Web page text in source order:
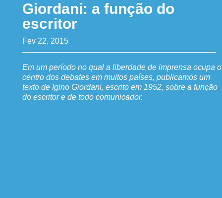
Giordani: a função do
escritor
Fev 22, 2015
Em um período no qual a liberdade de imprensa ocupa o
centro dos debates em muitos países, publicamos um
texto de Igino Giordani, escrito em 1952, sobre a função
do escritor e de todo comunicador.